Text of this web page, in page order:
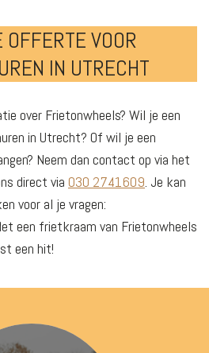
VOOR
IN UTRECHT
over Frietonwheels? Wil je een
in Utrecht? Of wil je een
Neem dan contact op via het
direct via 030 2741609. Je kan
voor al je vragen:
een frietkraam van Frietonwheels
een hit!